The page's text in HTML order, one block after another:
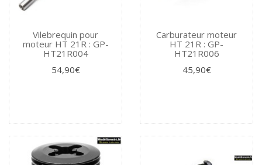
Vilebrequin pour
moteur HT 21R : GP-
HT21R004
54,90€
Carburateur moteur
HT 21R : GP-
HT21R006
45,90€